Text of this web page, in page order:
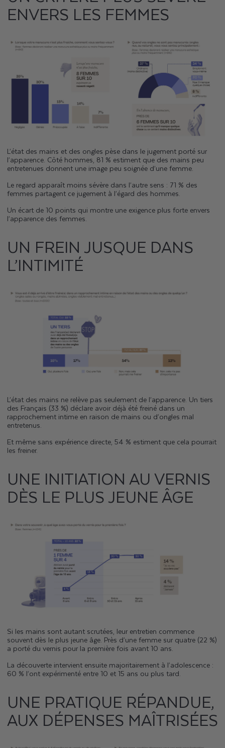
ENVERS LES FEMMES
L’état des mains et des ongles pèse dans le jugement porté sur
l’apparence. Côté hommes, 81 % estiment que des mains peu
entretenues donnent une image peu soignée d’une femme.
Le regard apparaît moins sévère dans l’autre sens : 71 % des
femmes partagent ce jugement à l’égard des hommes.
Un écart de 10 points qui montre une exigence plus forte envers
l’apparence des femmes.
UN FREIN JUSQUE DANS
L’INTIMITÉ
L’état des mains ne relève pas seulement de l’apparence. Un tiers
des Français (33 %) déclare avoir déjà été freiné dans un
rapprochement intime en raison de mains ou d’ongles mal
entretenus.
Et même sans expérience directe, 54 % estiment que cela pourrait
les freiner.
UNE INITIATION AU VERNIS
DÈS LE PLUS JEUNE ÂGE
Si les mains sont autant scrutées, leur entretien commence
souvent dès le plus jeune âge. Près d’une femme sur quatre (22 %)
a porté du vernis pour la première fois avant 10 ans.
La découverte intervient ensuite majoritairement à l’adolescence :
60 % l’ont expérimenté entre 10 et 15 ans ou plus tard.
UNE PRATIQUE RÉPANDUE,
AUX DÉPENSES MAÎTRISÉES